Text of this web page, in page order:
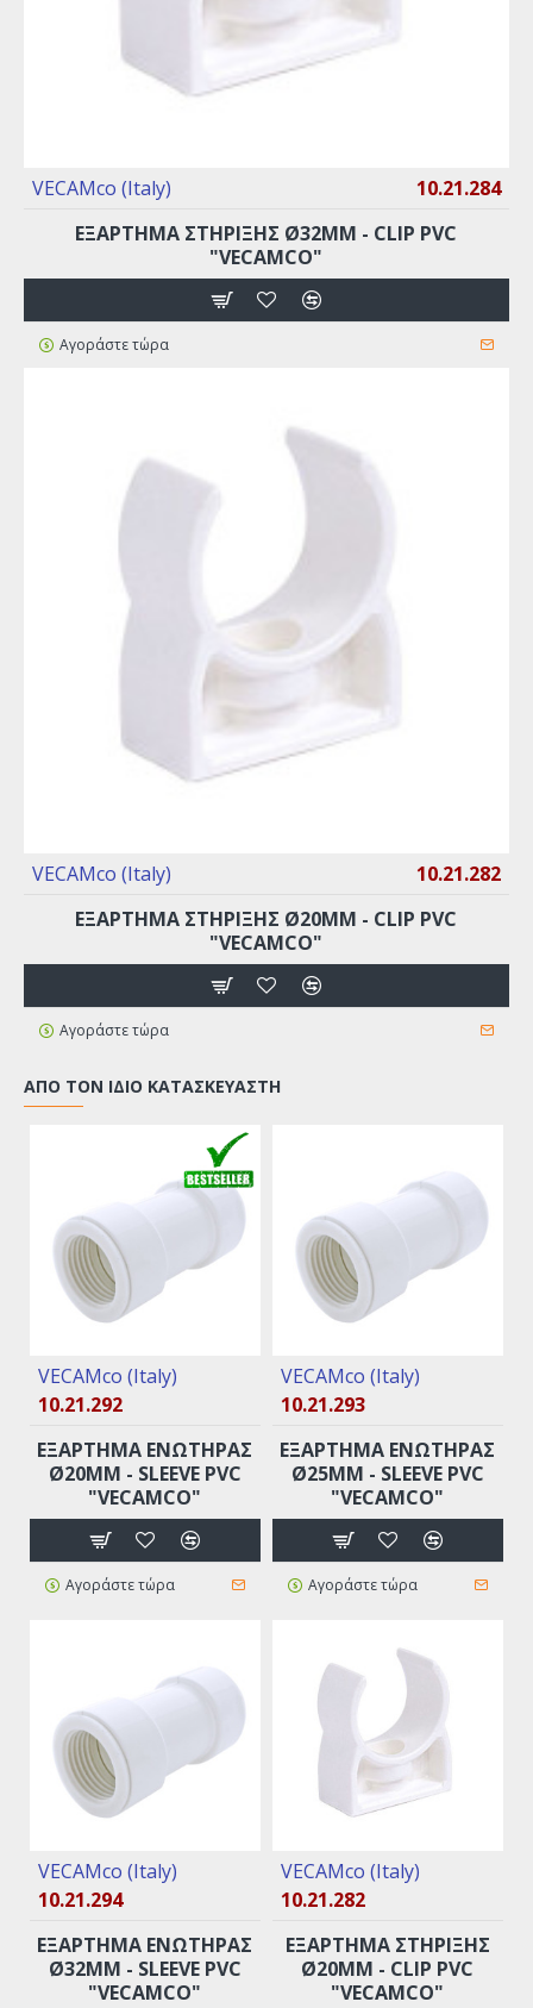
VECAMco (Italy)
10.21.284
EΞAPTHMA ΣTHPIΞHΣ Ø32MM - CLIP PVC
"VECAMCO"
Αγοράστε τώρα
VECAMco (Italy)
10.21.282
EΞAPTHMA ΣTHPIΞHΣ Ø20MM - CLIP PVC
"VECAMCO"
Αγοράστε τώρα
ΑΠΌ ΤΟΝ ΊΔΙΟ ΚΑΤΑΣΚΕΥΑΣΤΉ
VECAMco (Italy)
10.21.292
EΞAPTHMA ENΩTHPAΣ
Ø20MM - SLEEVE PVC
"VECAMCO"
Αγοράστε τώρα
VECAMco (Italy)
10.21.293
EΞAPTHMA ENΩTHPAΣ
Ø25MM - SLEEVE PVC
"VECAMCO"
Αγοράστε τώρα
VECAMco (Italy)
10.21.294
EΞAPTHMA ENΩTHPAΣ
Ø32MM - SLEEVE PVC
"VECAMCO"
VECAMco (Italy)
10.21.282
EΞAPTHMA ΣTHPIΞHΣ
Ø20MM - CLIP PVC
"VECAMCO"